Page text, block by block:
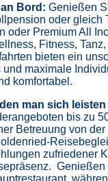
Bord: Genießen
oder gleich
oder Premium All
Fitness,
bieten ein
und maximale
komfortabel.
man sich
bis zu
Betreuung von
zufriedener
Genießen